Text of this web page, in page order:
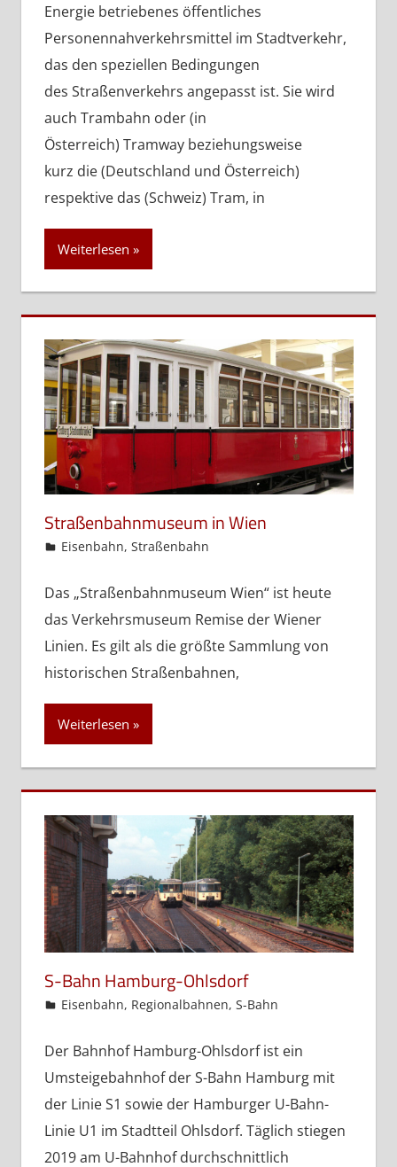
Energie betriebenes öffentliches
Personennahverkehrsmittel im Stadtverkehr,
das den speziellen Bedingungen
des Straßenverkehrs angepasst ist. Sie wird
auch Trambahn oder (in
Österreich) Tramway beziehungsweise
kurz die (Deutschland und Österreich)
respektive das (Schweiz) Tram, in
Weiterlesen
Straßenbahnmuseum in Wien
admin
Eisenbahn,Straßenbahn
Das „Straßenbahnmuseum Wien“ ist heute
das Verkehrsmuseum Remise der Wiener
Linien. Es gilt als die größte Sammlung von
historischen Straßenbahnen,
Weiterlesen
S-Bahn Hamburg-Ohlsdorf
admin
Eisenbahn, Regionalbahnen,S-Bahn
Der Bahnhof Hamburg-Ohlsdorf ist ein
Umsteigebahnhof der S-Bahn Hamburg mit
der Linie S1 sowie der Hamburger U-Bahn-
Linie U1 im Stadtteil Ohlsdorf. Täglich stiegen
2019 am U-Bahnhof durchschnittlich